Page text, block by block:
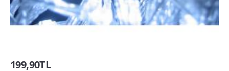
199,90TL